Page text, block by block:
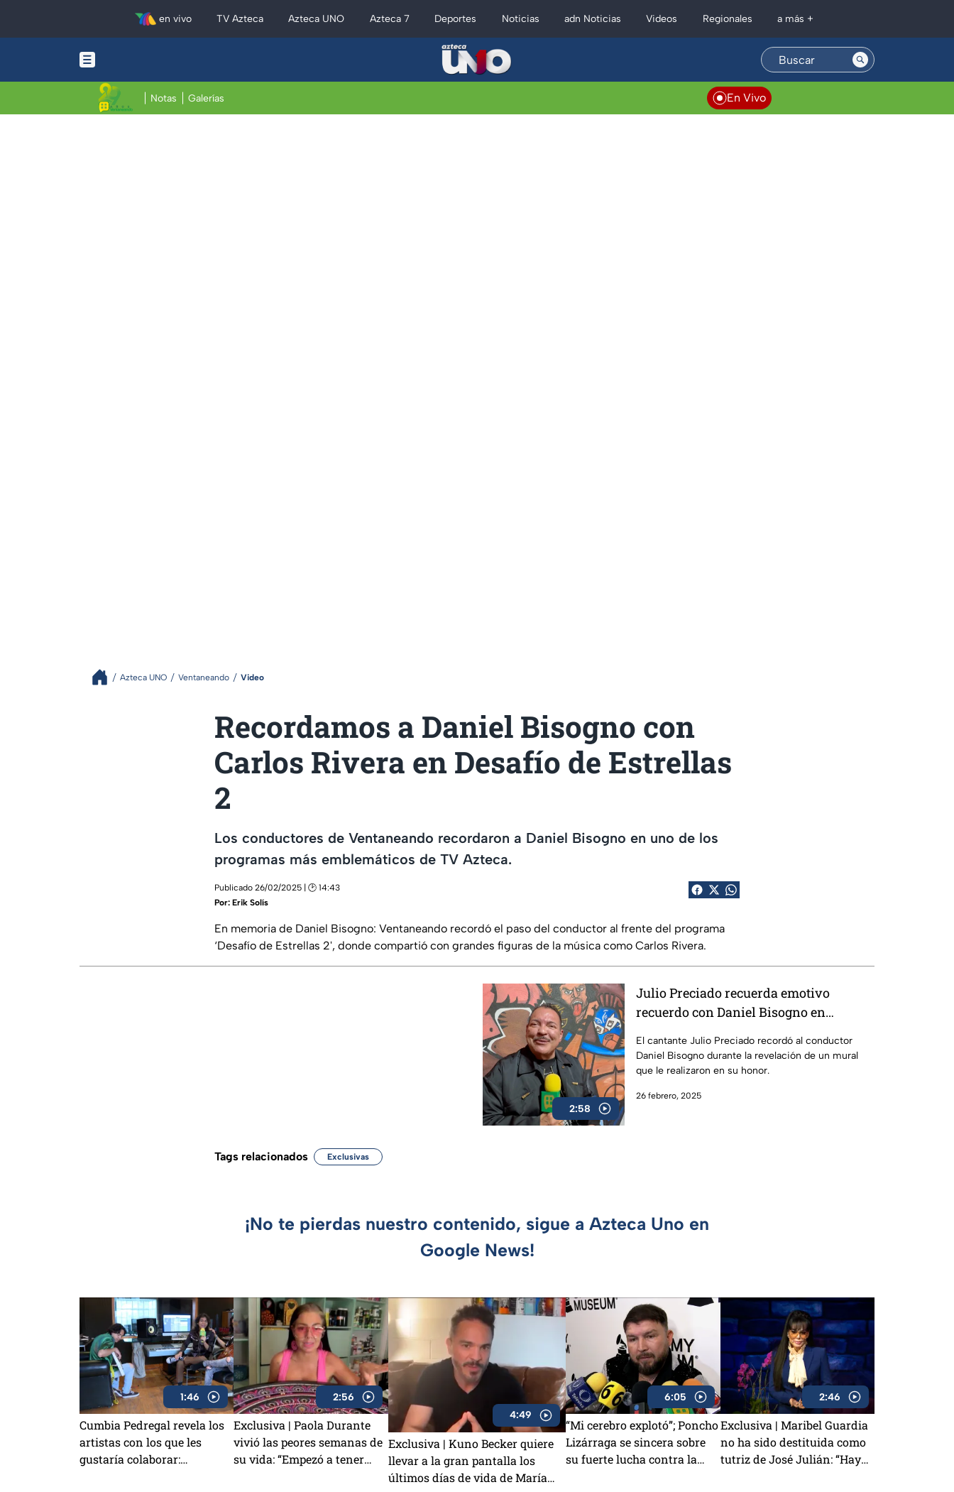
en vivo TV Azteca Azteca UNO Azteca 7 Deportes Noticias adn Noticias Videos Regionales a más +
Notas Galerías En Vivo
Azteca UNO Ventaneando Video
Recordamos a Daniel Bisogno con
Carlos Rivera en Desafío de Estrellas
2
Los conductores de Ventaneando recordaron a Daniel Bisogno en uno de los
programas más emblemáticos de TV Azteca.
Publicado 26/02/2025 | 🕑 14:43
Por: Erik Solís
En memoria de Daniel Bisogno: Ventaneando recordó el paso del conductor al frente del programa
‘Desafío de Estrellas 2', donde compartió con grandes figuras de la música como Carlos Rivera.
2:58
Julio Preciado recuerda emotivo
recuerdo con Daniel Bisogno en
El cantante Julio Preciado recordó al conductor
Daniel Bisogno durante la revelación de un mural
que le realizaron en su honor.
26 febrero, 2025
Tags relacionados Exclusivas
¡No te pierdas nuestro contenido, sigue a Azteca Uno en
Google News!
1:46
Cumbia Pedregal revela los
artistas con los que les
gustaría colaborar:
2:56
Exclusiva | Paola Durante
vivió las peores semanas de
su vida: “Empezó a tener
4:49
Exclusiva | Kuno Becker quiere
llevar a la gran pantalla los
últimos días de vida de María
6:05
“Mi cerebro explotó”; Poncho
Lizárraga se sincera sobre
su fuerte lucha contra la
2:46
Exclusiva | Maribel Guardia
no ha sido destituida como
tutriz de José Julián: “Hay